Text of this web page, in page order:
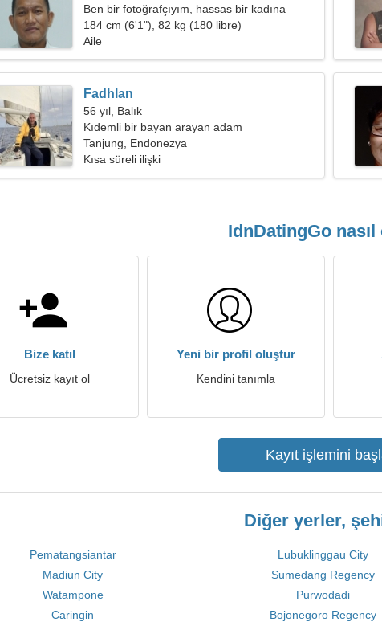
Ben bir fotoğrafçıyım, hassas bir kadına
ihtiyacım var
184 cm (6'1"), 82 kg (180 libre)
Aile
Fadhlan
56 yıl, Balık
Kıdemli bir bayan arayan adam
Tanjung, Endonezya
Kısa süreli ilişki
IdnDatingGo nasıl
Bize katıl
Ücretsiz kayıt ol
Yeni bir profil oluştur
Kendini tanımla
Kayıt işlemini
Diğer yerler,
Pematangsiantar Lubuklinggau City
Madiun City
Sumedang Regency
Watampone
Purwodadi
Caringin
Bojonegoro Regency